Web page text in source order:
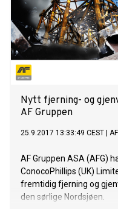
Nytt fjerning- og
AF Gruppen
25.9.2017 13:33:49 CEST
AF Gruppen ASA (AFG)
ConocoPhillips (UK)
fremtidig fjerning og
den sørlige Nordsjøen.